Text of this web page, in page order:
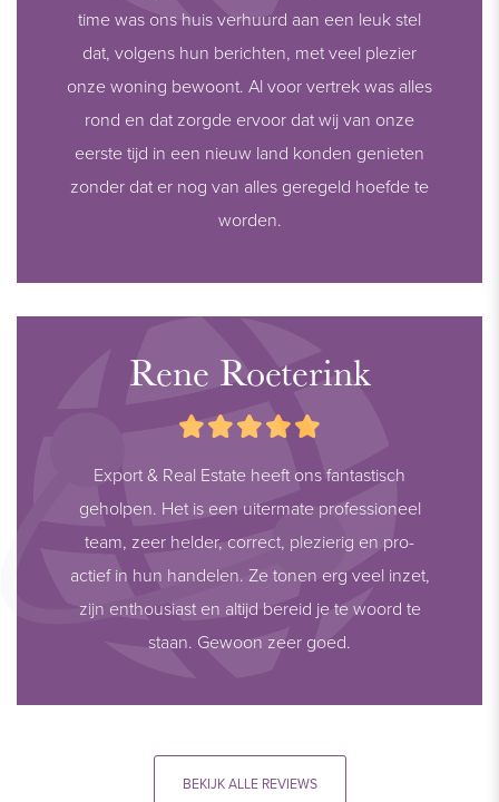
time was ons huis verhuurd aan een leuk stel
dat, volgens hun berichten, met veel plezier
onze woning bewoont. Al voor vertrek was alles
rond en dat zorgde ervoor dat wij van onze
eerste tijd in een nieuw land konden genieten
zonder dat er nog van alles geregeld hoefde te
worden.
Rene Roeterink
Export & Real Estate heeft ons fantastisch
geholpen. Het is een uitermate professioneel
team, zeer helder, correct, plezierig en pro-
actief in hun handelen. Ze tonen erg veel inzet,
zijn enthousiast en altijd bereid je te woord te
staan. Gewoon zeer goed.
BEKIJK ALLE REVIEWS